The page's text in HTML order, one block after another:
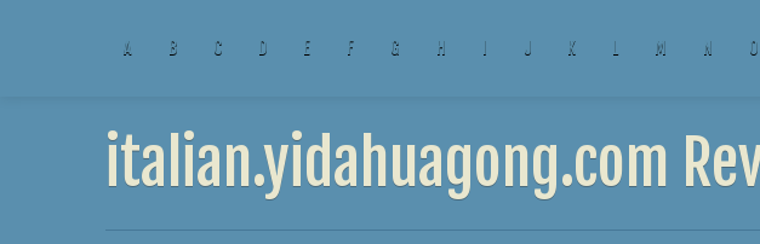
A B C D E F G H I J K L M N O
italian.yidahuagong.com